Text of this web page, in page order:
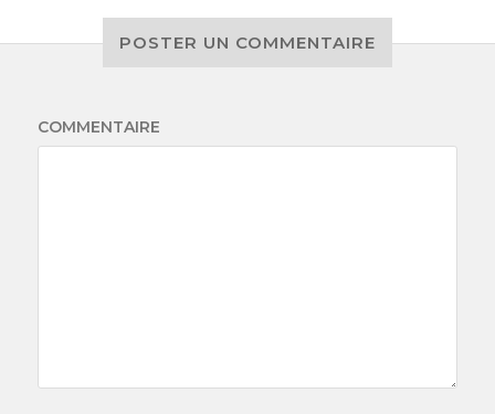
POSTER UN COMMENTAIRE
COMMENTAIRE